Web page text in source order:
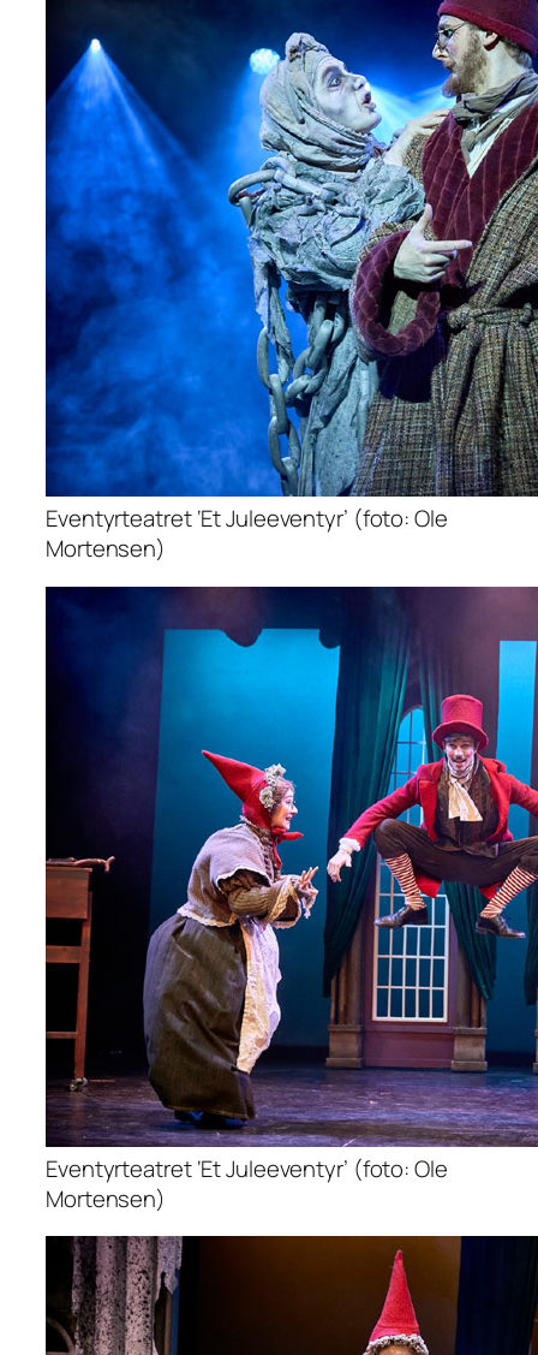
Eventyrteatret ‘Et Juleeventyr’ (foto: Ole
Mortensen)
Eventyrteatret ‘Et Juleeventyr’ (foto: Ole
Mortensen)